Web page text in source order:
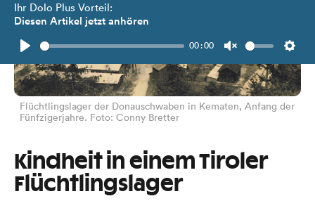
Ihr Dolo Plus Vorteil:
Diesen Artikel jetzt anhören
Play
00:00
Unmute
Flüchtlingslager der Donauschwaben in Kematen, Anfang der
Fünfzigerjahre. Foto: Conny Bretter
Kindheit in einem Tiroler
Flüchtlingslager